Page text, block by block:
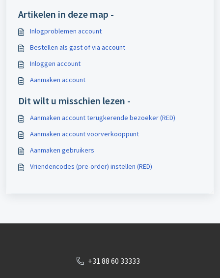
Artikelen in deze map -
Inlogproblemen account
Bestellen als gast of via account
Inloggen account
Aanmaken account
Dit wilt u misschien lezen -
Aanmaken account terugkerende bezoeker (RED)
Aanmaken account voorverkooppunt
Aanmaken gebruikers
Vriendencodes (pre-order) instellen (RED)
+31 88 60 33333